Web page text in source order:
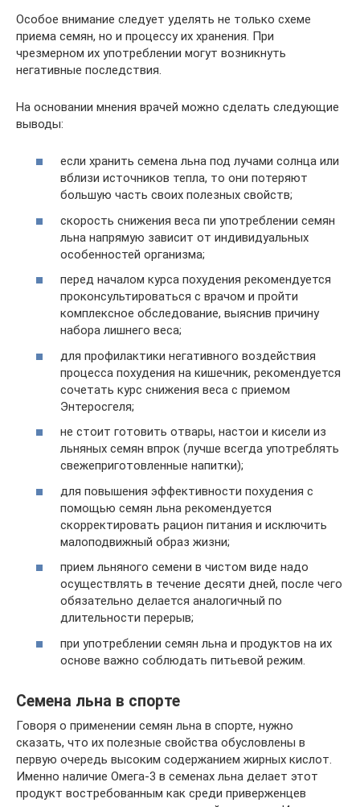
Особое внимание следует уделять не только схеме
приема семян, но и процессу их хранения. При
чрезмерном их употреблении могут возникнуть
негативные последствия.
На основании мнения врачей можно сделать следующие
выводы:
если хранить семена льна под лучами солнца или
вблизи источников тепла, то они потеряют
большую часть своих полезных свойств;
скорость снижения веса пи употреблении семян
льна напрямую зависит от индивидуальных
особенностей организма;
перед началом курса похудения рекомендуется
проконсультироваться с врачом и пройти
комплексное обследование, выяснив причину
набора лишнего веса;
для профилактики негативного воздействия
процесса похудения на кишечник, рекомендуется
сочетать курс снижения веса с приемом
Энтеросгеля;
не стоит готовить отвары, настои и кисели из
льняных семян впрок (лучше всегда употреблять
свежеприготовленные напитки);
для повышения эффективности похудения с
помощью семян льна рекомендуется
скорректировать рацион питания и исключить
малоподвижный образ жизни;
прием льняного семени в чистом виде надо
осуществлять в течение десяти дней, после чего
обязательно делается аналогичный по
длительности перерыв;
при употреблении семян льна и продуктов на их
основе важно соблюдать питьевой режим.
Семена льна в спорте
Говоря о применении семян льна в спорте, нужно
сказать, что их полезные свойства обусловлены в
первую очередь высоким содержанием жирных кислот.
Именно наличие Омега-3 в семенах льна делает этот
продукт востребованным как среди приверженцев